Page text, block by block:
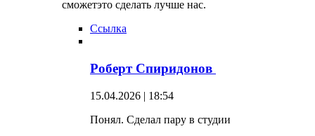
сможетэто сделать лучше нас.
Ссылка
Роберт Спиридонов
15.04.2026 | 18:54
Понял. Сделал пару в студии